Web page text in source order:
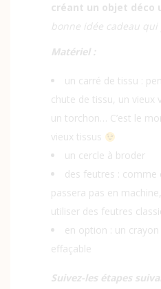
créant un objet déco
bonne idée cadeau qui
Matériel :
un carré de tissu :
chute de tissu, un vieux
un torchon… C’est le
vieux tissus
un cercle à broder
des feutres : comme
passera pas en
utiliser des feutres
en option : un
effaçable
Suivez-les étapes